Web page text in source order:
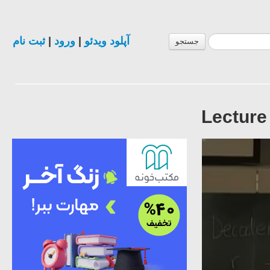
جستجو آپلود ویدئو ورود |ثبت نام